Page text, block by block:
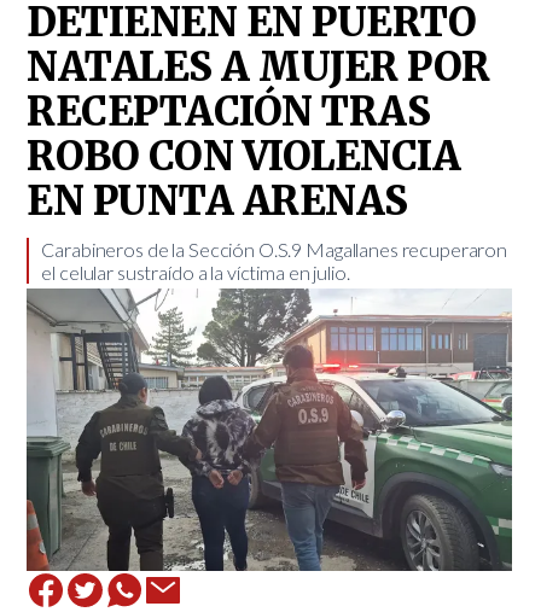
DETIENEN EN PUERTO
NATALES A MUJER POR
RECEPTACIÓN TRAS
ROBO CON VIOLENCIA
EN PUNTA ARENAS
​Carabineros de la Sección O.S.9 Magallanes recuperaron
el celular sustraído a la víctima en julio.